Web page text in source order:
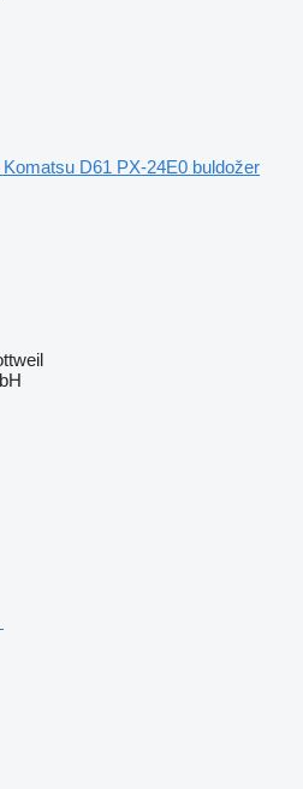
Komatsu D61 PX-24E0 buldožer